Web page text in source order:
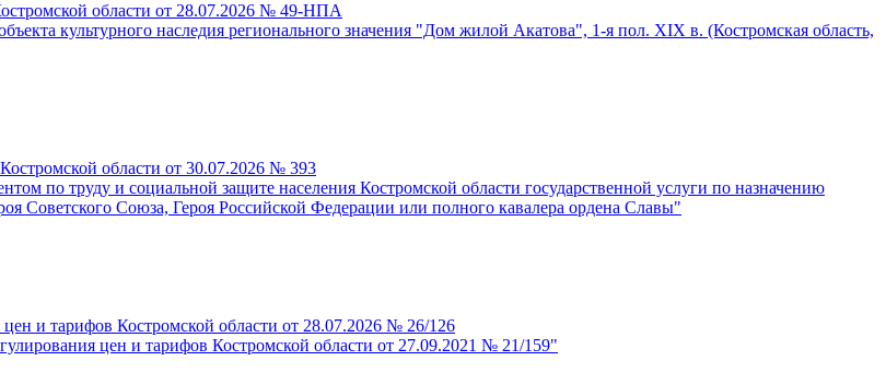
области от 28.07.2026 № 49-НПА
культурного наследия регионального значения "Дом жилой Акатова", 1-я пол. XIX в. (Костромская область,
области от 30.07.2026 № 393
по труду и социальной защите населения Костромской области государственной услуги по назначению
Советского Союза, Героя Российской Федерации или полного кавалера ордена Славы"
и тарифов Костромской области от 28.07.2026 № 26/126
цен и тарифов Костромской области от 27.09.2021 № 21/159"